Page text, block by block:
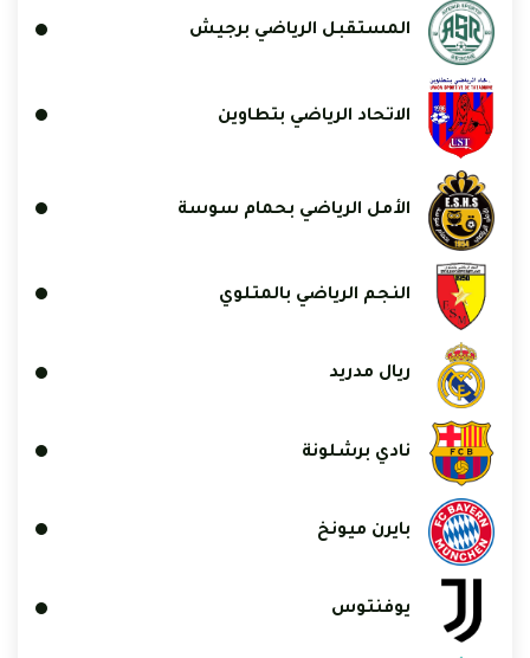
المستقبل الرياضي برجيش
الاتحاد الرياضي بتطاوين
الأمل الرياضي بحمام سوسة
النجم الرياضي بالمتلوي
ريال مدريد
نادي برشلونة
بايرن ميونخ
يوفنتوس